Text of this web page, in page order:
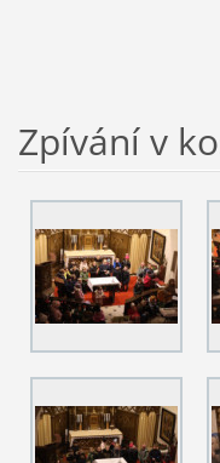
Zpívání v